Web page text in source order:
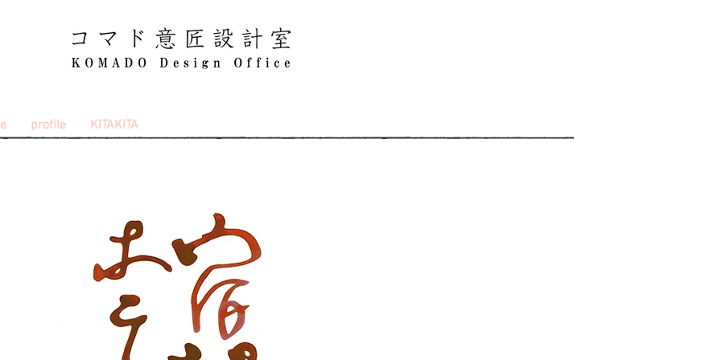
profile KITAKITA